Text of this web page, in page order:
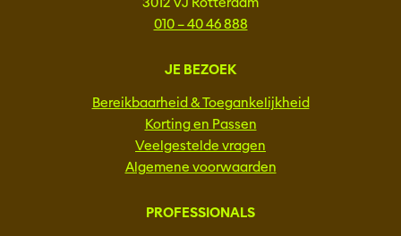
010 – 40 46 888
JE BEZOEK
Bereikbaarheid & Toegankelijkheid
Korting en Passen
Veelgestelde vragen
Algemene voorwaarden
PROFESSIONALS